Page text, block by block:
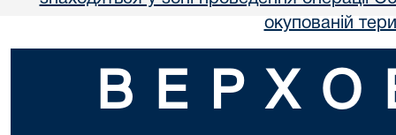
окупованій